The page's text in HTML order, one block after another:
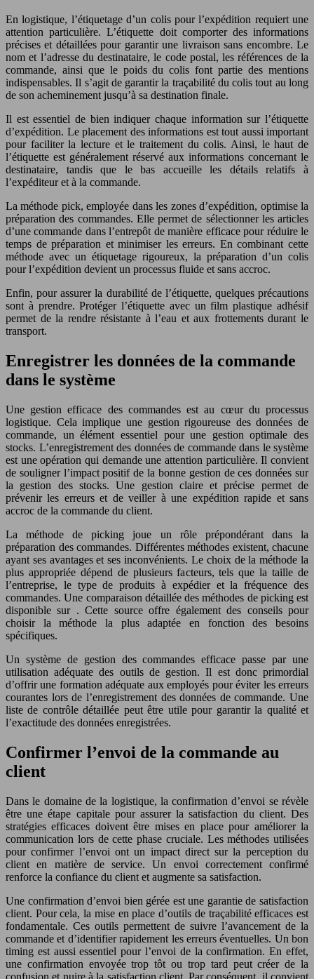
En logistique, l’étiquetage d’un colis pour l’expédition requiert une
attention particulière. L’étiquette doit comporter des informations
précises et détaillées pour garantir une livraison sans encombre. Le
nom et l’adresse du destinataire, le code postal, les références de la
commande, ainsi que le poids du colis font partie des mentions
indispensables. Il s’agit de garantir la traçabilité du colis tout au long
de son acheminement jusqu’à sa destination finale.
Il est essentiel de bien indiquer chaque information sur l’étiquette
d’expédition. Le placement des informations est tout aussi important
pour faciliter la lecture et le traitement du colis. Ainsi, le haut de
l’étiquette est généralement réservé aux informations concernant le
destinataire, tandis que le bas accueille les détails relatifs à
l’expéditeur et à la commande.
La méthode pick, employée dans les zones d’expédition, optimise la
préparation des commandes. Elle permet de sélectionner les articles
d’une commande dans l’entrepôt de manière efficace pour réduire le
temps de préparation et minimiser les erreurs. En combinant cette
méthode avec un étiquetage rigoureux, la préparation d’un colis
pour l’expédition devient un processus fluide et sans accroc.
Enfin, pour assurer la durabilité de l’étiquette, quelques précautions
sont à prendre. Protéger l’étiquette avec un film plastique adhésif
permet de la rendre résistante à l’eau et aux frottements durant le
transport.
Enregistrer les données de la commande
dans le système
Une gestion efficace des commandes est au cœur du processus
logistique. Cela implique une gestion rigoureuse des données de
commande, un élément essentiel pour une gestion optimale des
stocks. L’enregistrement des données de commande dans le système
est une opération qui demande une attention particulière. Il convient
de souligner l’impact positif de la bonne gestion de ces données sur
la gestion des stocks. Une gestion claire et précise permet de
prévenir les erreurs et de veiller à une expédition rapide et sans
accroc de la commande du client.
La méthode de picking joue un rôle prépondérant dans la
préparation des commandes. Différentes méthodes existent, chacune
ayant ses avantages et ses inconvénients. Le choix de la méthode la
plus appropriée dépend de plusieurs facteurs, tels que la taille de
l’entreprise, le type de produits à expédier et la fréquence des
commandes. Une comparaison détaillée des méthodes de picking est
disponible sur . Cette source offre également des conseils pour
choisir la méthode la plus adaptée en fonction des besoins
spécifiques.
Un système de gestion des commandes efficace passe par une
utilisation adéquate des outils de gestion. Il est donc primordial
d’offrir une formation adéquate aux employés pour éviter les erreurs
courantes lors de l’enregistrement des données de commande. Une
liste de contrôle détaillée peut être utile pour garantir la qualité et
l’exactitude des données enregistrées.
Confirmer l’envoi de la commande au
client
Dans le domaine de la logistique, la confirmation d’envoi se révèle
être une étape capitale pour assurer la satisfaction du client. Des
stratégies efficaces doivent être mises en place pour améliorer la
communication lors de cette phase cruciale. Les méthodes utilisées
pour confirmer l’envoi ont un impact direct sur la perception du
client en matière de service. Un envoi correctement confirmé
renforce la confiance du client et augmente sa satisfaction.
Une confirmation d’envoi bien gérée est une garantie de satisfaction
client. Pour cela, la mise en place d’outils de traçabilité efficaces est
fondamentale. Ces outils permettent de suivre l’avancement de la
commande et d’identifier rapidement les erreurs éventuelles. Un bon
timing est aussi essentiel pour l’envoi de la confirmation. En effet,
une confirmation envoyée trop tôt ou trop tard peut créer de la
confusion et nuire à la satisfaction client. Par conséquent, il convient